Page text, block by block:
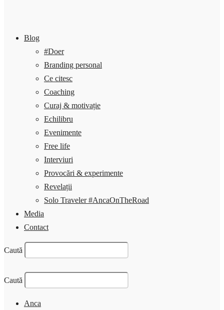
Blog
#Doer
Branding personal
Ce citesc
Coaching
Curaj & motivație
Echilibru
Evenimente
Free life
Interviuri
Provocări & experimente
Revelații
Solo Traveler #AncaOnTheRoad
Media
Contact
Caută
Caută
Anca